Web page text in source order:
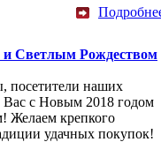
и Светлым Рождеством
посетители наших
Вас с Новым 2018 годом
Желаем крепкого
удачных покупок!